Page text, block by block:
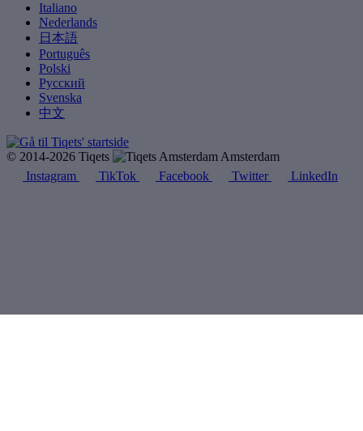
Italiano
Nederlands
日本語
Português
Polski
Русский
Svenska
中文
© 2014-2026 Tiqets
Amsterdam
Instagram
TikTok Facebook Twitter LinkedIn